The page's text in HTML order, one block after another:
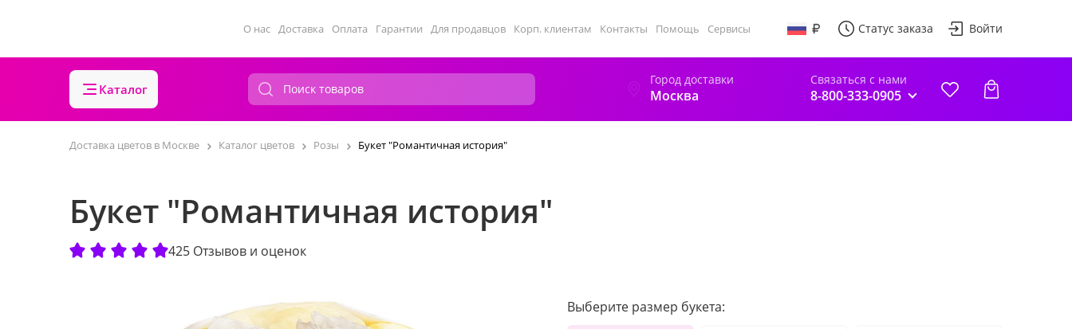
О нас Доставка Оплата Гарантии Для продавцов Корп. клиентам Контакты Помощь Сервисы Статус заказа Войти
Каталог
Город доставки
Москва
Связаться с нами
8-800-333-0905
Доставка цветов в Москве Каталог цветов Розы Букет "Романтичная история"
Букет "Романтичная история"
425 Отзывов и оценок
Выберите размер букета: